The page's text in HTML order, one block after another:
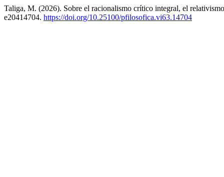
Taliga, M. (2026). Sobre el racionalismo crítico integral, el
e20414704. https://doi.org/10.25100/pfilosofica.vi63.14704